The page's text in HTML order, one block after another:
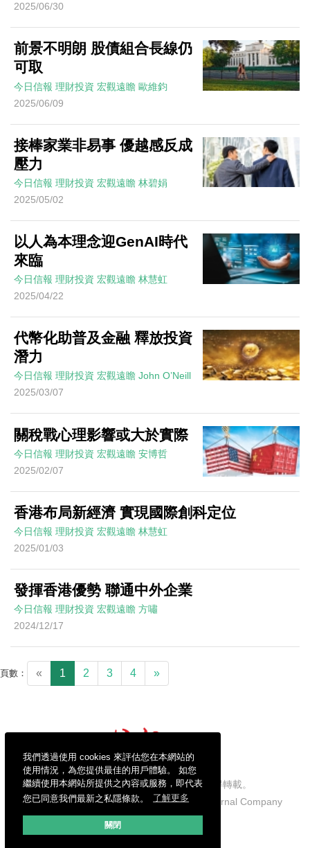
我們透過使用 cookies 來評估您在本網站的
使用情況，為您提供最佳的用戶體驗。 如您
繼續使用本網站所提供之內容或服務，即代表
您已同意我們最新之私隱條款。
了解更多
關閉
2025/06/30
前景不明朗 股債組合長線仍
可取
今日信報 理財投資 宏觀遠瞻 歐維鈞
2025/06/09
接棒家業非易事 優越感反成
壓力
今日信報 理財投資 宏觀遠瞻 林碧娟
2025/05/02
以人為本理念迎GenAI時代
來臨
今日信報 理財投資 宏觀遠瞻 林慧虹
2025/04/22
代幣化助普及金融 釋放投資
潛力
今日信報 理財投資 宏觀遠瞻 John O’Neill
2025/03/07
關稅戰心理影響或大於實際
今日信報 理財投資 宏觀遠瞻 安博哲
2025/02/07
香港布局新經濟 實現國際創科定位
今日信報 理財投資 宏觀遠瞻 林慧虹
2025/01/03
發揮香港優勢 聯通中外企業
今日信報 理財投資 宏觀遠瞻 方嘯
2024/12/17
頁數： « 1 2 3 4 »
信報財經新聞有限公司版權所有，不得轉載。
Copyright © 2026 Hong Kong Economic Journal Company
Limited. All rights reserved.